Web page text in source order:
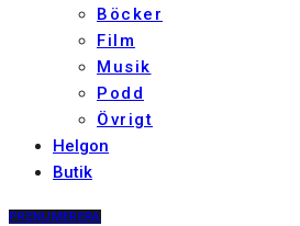
Böcker
Film
Musik
Podd
Övrigt
Helgon
Butik
PRENUMERERA